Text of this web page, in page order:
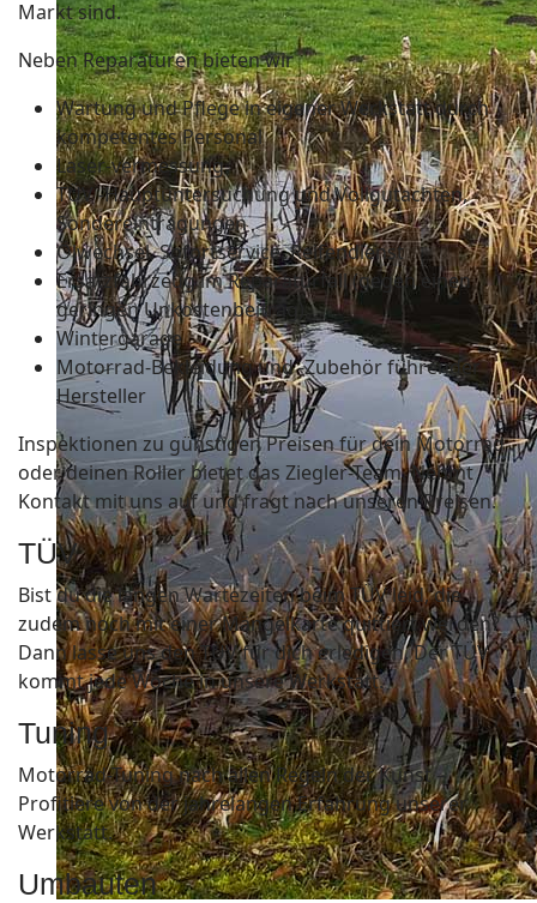
Markt sind.
Neben Reparaturen bieten wir
Wartung und Pflege in eigener Werkstatt durch
kompetentes Personal
Laser-vermessung
TÜV -Hauptuntersuchung und Vollgutachten,
Sondereintragungen
Ölwechsel, Sofortservice, Reifendienst
Ersatzfahrzeug im Reparaturfall (gegen einen
geringen Unkostenbeitrag)
Wintergarage
Motorrad-Bekleidung und -Zubehör führender
Hersteller
Inspektionen zu günstigen Preisen für dein Motorrad
oder deinen Roller bietet das Ziegler-Team. Nehmt
Kontakt mit uns auf und fragt nach unseren Preisen.
TÜV
Bist du die langen Wartezeiten beim TÜV leid, die
zudem noch mit einer Mängelkarte quittiert werden?
Dann lasse uns den TÜV für dich erledigen. Der TÜV
kommt jede Woche in unsere Werkstatt.
Tuning
Motorrad-Tuning nach allen Regeln der Kunst –
Profitiere von der jahrelangen Erfahrung unserer
Werkstatt.
Umbauten